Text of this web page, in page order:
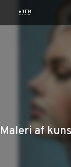
Maleri af